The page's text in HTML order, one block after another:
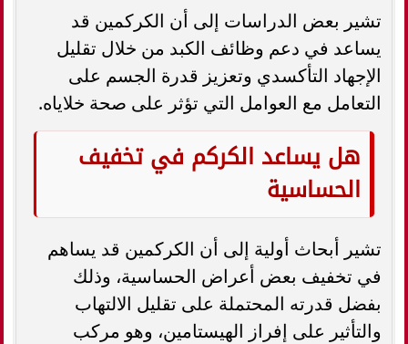
تشير بعض الدراسات إلى أن الكركمين قد
يساعد في دعم وظائف الكبد من خلال تقليل
الإجهاد التأكسدي وتعزيز قدرة الجسم على
التعامل مع العوامل التي تؤثر على صحة خلاياه.
هل يساعد الكركم في تخفيف
الحساسية
تشير أبحاث أولية إلى أن الكركمين قد يساهم
في تخفيف بعض أعراض الحساسية، وذلك
بفضل قدرته المحتملة على تقليل الالتهاب
والتأثير على إفراز الهيستامين، وهو مركب